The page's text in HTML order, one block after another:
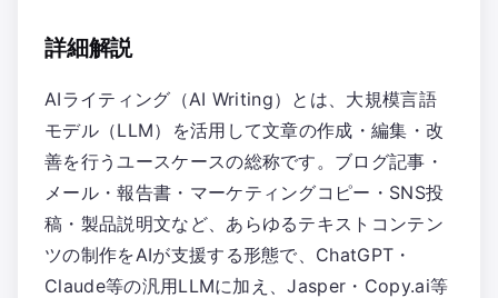
詳細解説
AIライティング（AI Writing）とは、大規模言語
モデル（LLM）を活用して文章の作成・編集・改
善を行うユースケースの総称です。ブログ記事・
メール・報告書・マーケティングコピー・SNS投
稿・製品説明文など、あらゆるテキストコンテン
ツの制作をAIが支援する形態で、ChatGPT・
Claude等の汎用LLMに加え、Jasper・Copy.ai等